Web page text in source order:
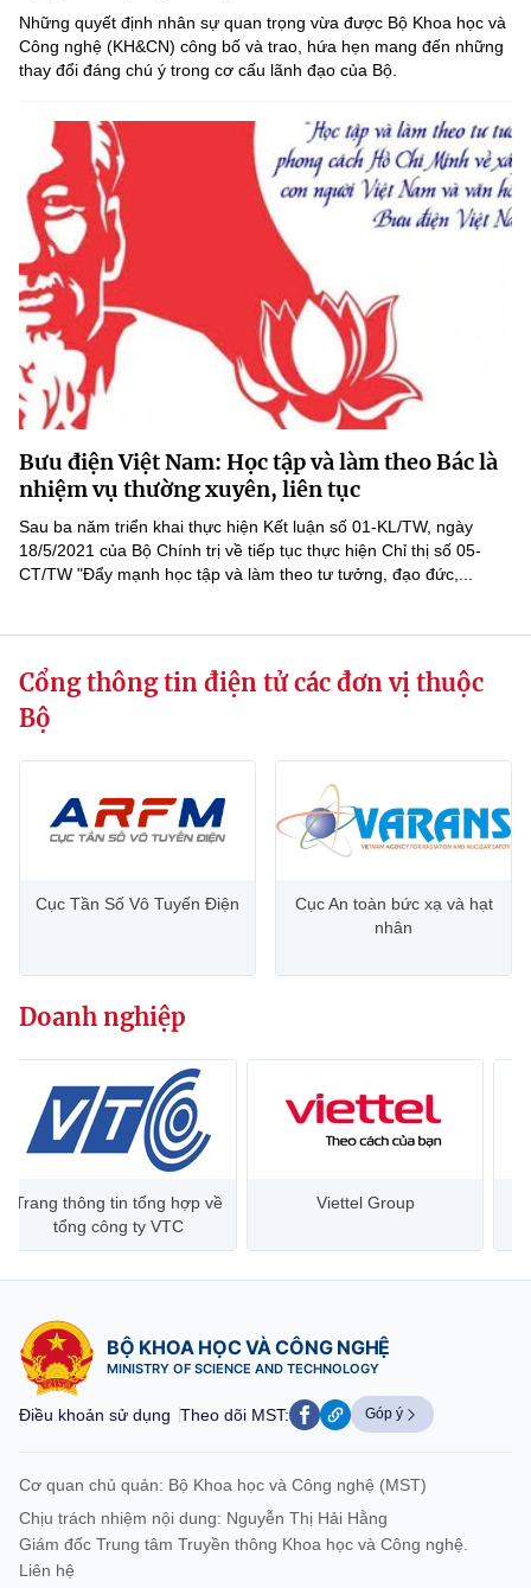
Những quyết định nhân sự quan trọng vừa được Bộ Khoa học và
Công nghệ (KH&CN) công bố và trao, hứa hẹn mang đến những
thay đổi đáng chú ý trong cơ cấu lãnh đạo của Bộ.
Bưu điện Việt Nam: Học tập và làm theo Bác là
nhiệm vụ thường xuyên, liên tục
Sau ba năm triển khai thực hiện Kết luận số 01-KL/TW, ngày
18/5/2021 của Bộ Chính trị về tiếp tục thực hiện Chỉ thị số 05-
CT/TW "Đẩy mạnh học tập và làm theo tư tưởng, đạo đức,...
Cổng thông tin điện tử các đơn vị thuộc
Bộ
Cục Tần Số Vô Tuyến Điện
Cục An toàn bức xạ và hạt
nhân
Doanh nghiệp
Trang thông tin tổng hợp về
tổng công ty VTC
Viettel Group
BỘ KHOA HỌC VÀ CÔNG NGHỆ
MINISTRY OF SCIENCE AND TECHNOLOGY
Điều khoản sử dụng Theo dõi MST: Góp ý
Cơ quan chủ quản: Bộ Khoa học và Công nghệ (MST)
Chịu trách nhiệm nội dung: Nguyễn Thị Hải Hằng
Giám đốc Trung tâm Truyền thông Khoa học và Công nghệ.
Liên hệ